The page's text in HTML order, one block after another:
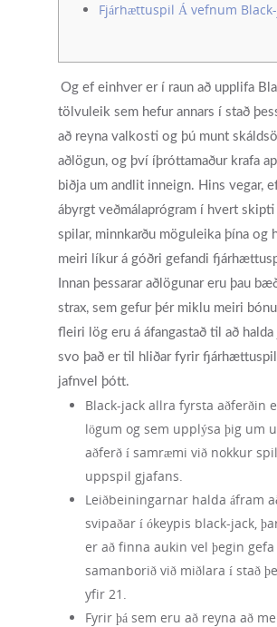
Fjárhættuspil Á vefnum
Og ef einhver er í raun að upplifa
tölvuleik sem hefur annars í stað
að reyna valkosti og þú munt
aðlögun, og því íþróttamaður krafa
biðja um andlit inneign. Hins vegar,
ábyrgt veðmálaprógram í hvert skipti
spilar, minnkarðu möguleika þína og
meiri líkur á góðri gefandi
Innan þessarar aðlögunar eru þau
strax, sem gefur þér miklu meiri
fleiri lög eru á áfangastað til að
svo það er til hliðar fyrir
jafnvel þótt.
Black-jack allra fyrsta aðferðin
lögum og sem upplýsa þig um
aðferð í samræmi við nokkur
uppspil gjafans.
Leiðbeiningarnar halda áfram
svipaðar í ókeypis black-jack,
er að finna aukin vel þegin gefa
samanborið við miðlara í stað
yfir 21.
Fyrir þá sem eru að reyna að